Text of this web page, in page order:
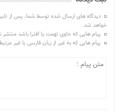
دیدگاه های ارسال شده توسط شما، پس از
خواهد شد.
پیام هایی که حاوی تهمت یا افترا باشد
پیام هایی که به غیر از زبان فارسی یا غیر